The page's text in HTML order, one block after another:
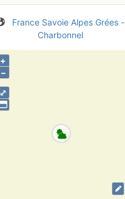
France Savoie Alpes Grées -
Charbonnel
⤢
+
–